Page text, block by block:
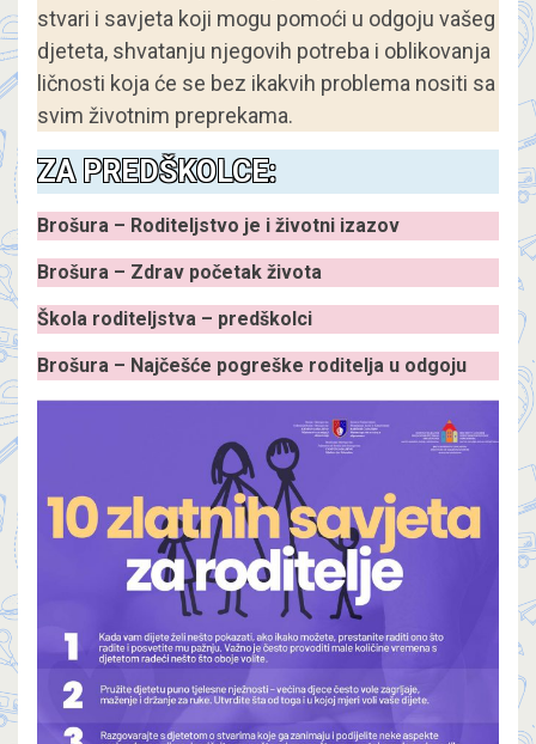
stvari i savjeta koji mogu pomoći u odgoju vašeg
djeteta, shvatanju njegovih potreba i oblikovanja
ličnosti koja će se bez ikakvih problema nositi sa
svim životnim preprekama.
ZA PREDŠKOLCE:
Brošura – Roditeljstvo je i životni izazov
Brošura – Zdrav početak života
Škola roditeljstva – predškolci
Brošura – Najčešće pogreške roditelja u odgoju